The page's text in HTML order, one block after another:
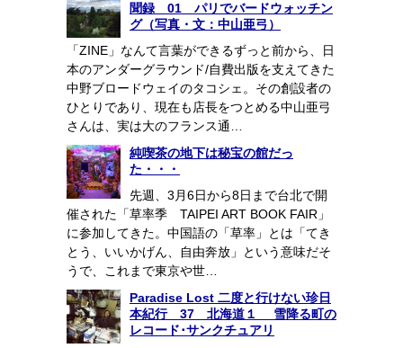
聞録 01 パリでバードウォッチン
グ（写真・文：中山亜弓）
「ZINE」なんて言葉ができるずっと前から、日
本のアンダーグラウンド/自費出版を支えてきた
中野ブロードウェイのタコシェ。その創設者の
ひとりであり、現在も店長をつとめる中山亜弓
さんは、実は大のフランス通…
純喫茶の地下は秘宝の館だっ
た・・・
先週、3月6日から8日まで台北で開
催された「草率季 TAIPEI ART BOOK FAIR」
に参加してきた。中国語の「草率」とは「てき
とう、いいかげん、自由奔放」という意味だそ
うで、これまで東京や世…
Paradise Lost 二度と行けない珍日
本紀行 37 北海道１ 雪降る町の
レコード･サンクチュアリ